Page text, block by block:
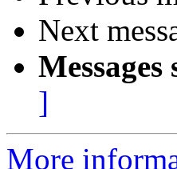
Next
]
More